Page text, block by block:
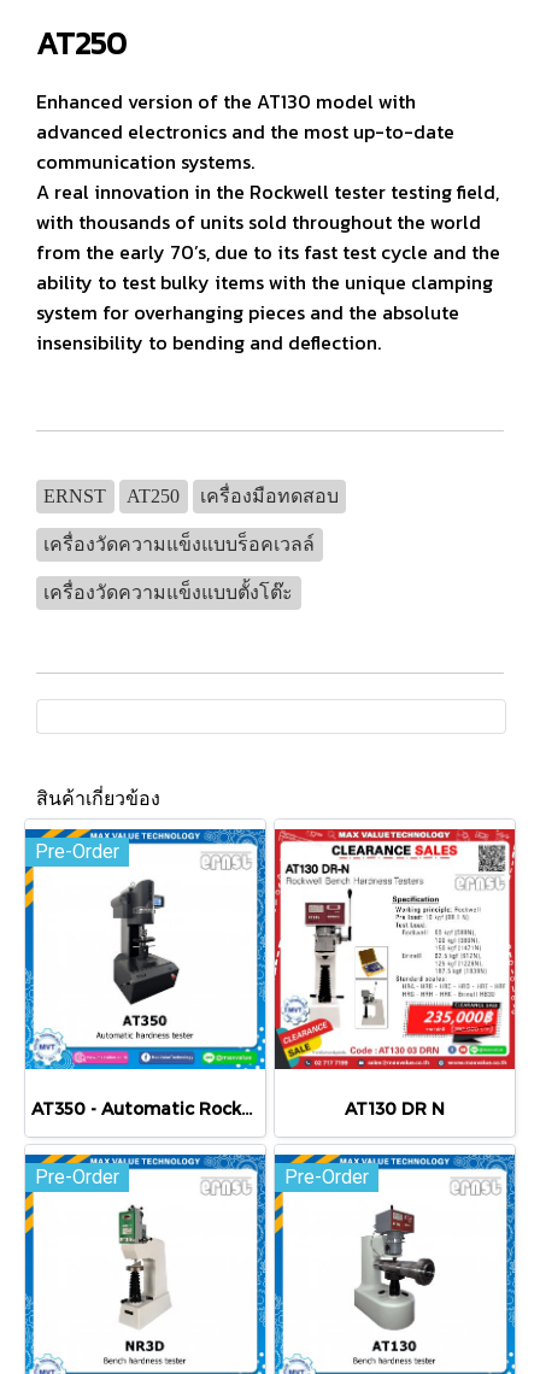
AT250
Enhanced version of the AT130 model with
advanced electronics and the most up-to-date
communication systems.
A real innovation in the Rockwell tester testing field,
with thousands of units sold throughout the world
from the early 70’s, due to its fast test cycle and the
ability to test bulky items with the unique clamping
system for overhanging pieces and the absolute
insensibility to bending and deflection.
ERNST AT250 เครื่องมือทดสอบ
เครื่องวัดความแข็งแบบร็อคเวลล์
เครื่องวัดความแข็งแบบตั้งโต๊ะ
สินค้าเกี่ยวข้อง
Pre-Order
AT350 - Automatic Rockwell Hardness Tester AT130 DR N
Pre-Order Pre-Order